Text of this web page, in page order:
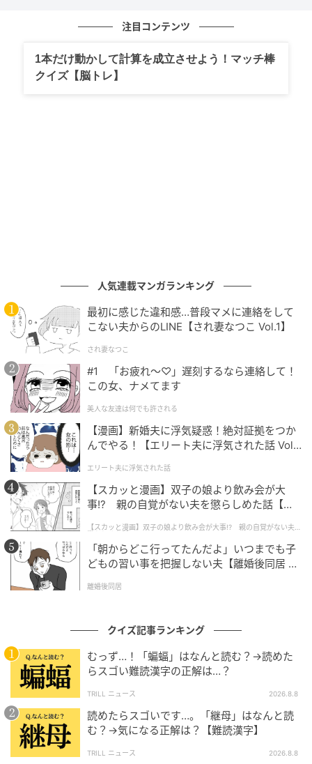
注目コンテンツ
1本だけ動かして計算を成立させよう！マッチ棒
クイズ【脳トレ】
人気連載マンガランキング
最初に感じた違和感…普段マメに連絡をして
こない夫からのLINE【され妻なつこ Vol.1】
され妻なつこ
#1 「お疲れ〜♡」遅刻するなら連絡して！
この女、ナメてます
美人な友達は何でも許される
【漫画】新婚夫に浮気疑惑！絶対証拠をつか
んでやる！【エリート夫に浮気された話 Vol.
エリート夫に浮気された話
【スカッと漫画】双子の娘より飲み会が大
事!? 親の自覚がない夫を懲らしめた話【第1
【スカッと漫画】双子の娘より飲み会が大事!? 親の自覚がない夫を
懲らしめた話
「朝からどこ行ってたんだよ」いつまでも子
どもの習い事を把握しない夫【離婚後同居 Vo
離婚後同居
クイズ記事ランキング
むっず…！「蝙蝠」はなんと読む？→読めた
らスゴい難読漢字の正解は…？
TRILL ニュース 2026.8.8
読めたらスゴいです…。「継母」はなんと読
む？→気になる正解は？【難読漢字】
TRILL ニュース 2026.8.8